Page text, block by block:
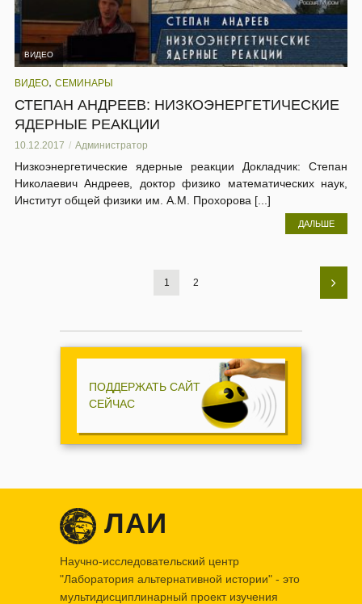
ВИДЕО
ВИДЕО, СЕМИНАРЫ
СТЕПАН АНДРЕЕВ: НИЗКОЭНЕРГЕТИЧЕСКИЕ
ЯДЕРНЫЕ РЕАКЦИИ
10.12.2017 Администратор
Низкоэнергетические ядерные реакции Докладчик: Степан
Николаевич Андреев, доктор физико математических наук,
Институт общей физики им. А.М. Прохорова [...]
ДАЛЬШЕ
1 2
ПОДДЕРЖАТЬ САЙТ
СЕЙЧАС
ЛАИ
Научно-исследовательский центр
"Лаборатория альтернативной истории" - это
мультидисциплинарный проект изучения